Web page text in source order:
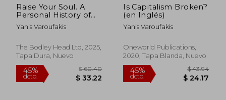
Raise Your Soul. A
Personal History of
Resistance (en Inglés)
Yanis Varoufakis
The Bodley Head Ltd, 2025,
Tapa Dura, Nuevo
Is Capitalism Broken?
(en Inglés)
Yanis Varoufakis
Oneworld Publications,
2020, Tapa Blanda, Nuevo